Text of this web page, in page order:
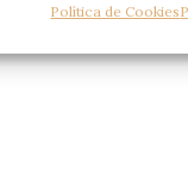
Política de Cookies